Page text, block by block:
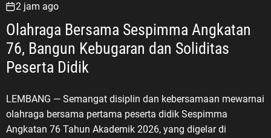
2 jam ago
Olahraga Bersama Sespimma Angkatan
76, Bangun Kebugaran dan Soliditas
Peserta Didik
LEMBANG — Semangat disiplin dan kebersamaan mewarnai
olahraga bersama pertama peserta didik Sespimma
Angkatan 76 Tahun Akademik 2026, yang digelar di